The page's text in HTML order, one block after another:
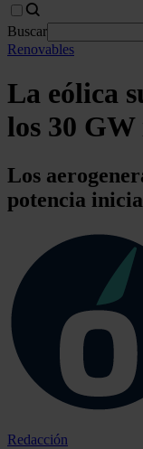
Buscar
Renovables
La eólica
los 30
Los
potencia
Redacción